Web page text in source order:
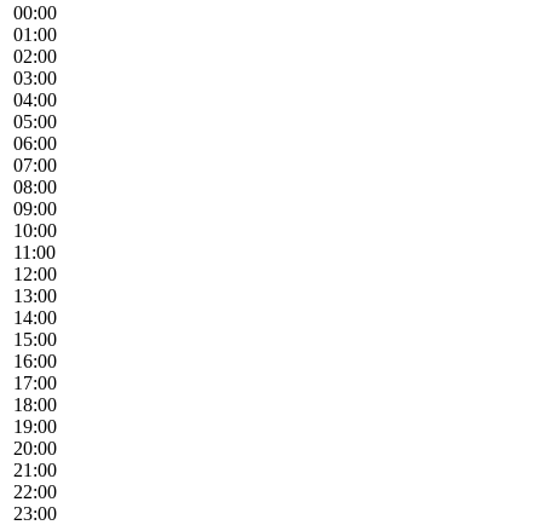
00:00
01:00
02:00
03:00
04:00
05:00
06:00
07:00
08:00
09:00
10:00
11:00
12:00
13:00
14:00
15:00
16:00
17:00
18:00
19:00
20:00
21:00
22:00
23:00